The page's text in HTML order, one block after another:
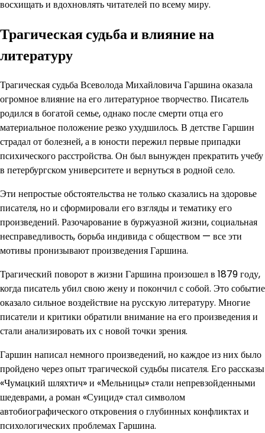
восхищать и вдохновлять читателей по всему миру.
Трагическая судьба и влияние на
литературу
Трагическая судьба Всеволода Михайловича Гаршина оказала
огромное влияние на его литературное творчество. Писатель
родился в богатой семье, однако после смерти отца его
материальное положение резко ухудшилось. В детстве Гаршин
страдал от болезней, а в юности пережил первые припадки
психического расстройства. Он был вынужден прекратить учебу
в петербургском университете и вернуться в родной село.
Эти непростые обстоятельства не только сказались на здоровье
писателя, но и сформировали его взгляды и тематику его
произведений. Разочарование в буржуазной жизни, социальная
несправедливость, борьба индивида с обществом — все эти
мотивы пронизывают произведения Гаршина.
Трагический поворот в жизни Гаршина произошел в 1879 году,
когда писатель убил свою жену и покончил с собой. Это событие
оказало сильное воздействие на русскую литературу. Многие
писатели и критики обратили внимание на его произведения и
стали анализировать их с новой точки зрения.
Гаршин написал немного произведений, но каждое из них было
пройдено через опыт трагической судьбы писателя. Его рассказы
«Чумацкий шляхтич» и «Мельницы» стали непревзойденными
шедеврами, а роман «Суицид» стал символом
автобиографического откровения о глубинных конфликтах и
психологических проблемах Гаршина.